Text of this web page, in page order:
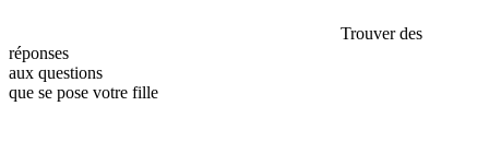
Trouver des
réponses
aux questions
que se pose votre fille